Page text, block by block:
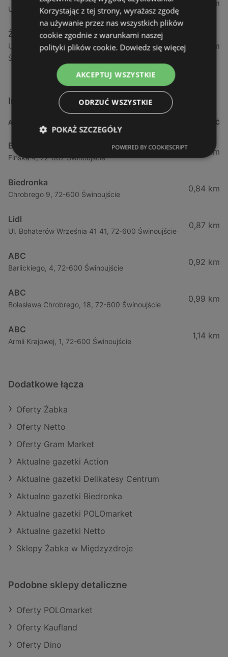
Ul. Armii Krajowej 12 / 1a, 72-600 Świnoujście
1,04 km
Żabka
Ul. Wybrzeże Wł. Iv 26/27 Lok. Lu, 72-600
Świnoujście
1,05 km
Inne sklepy Supermarkety w pobliżu
ADRES ODLEGŁOŚĆ
Biedronka
Fińska 4, 72-602 Świnoujście
0,23 km
Biedronka
Chrobrego 9, 72-600 Świnoujście
0,84 km
Lidl
Ul. Bohaterów Września 41 41, 72-600 Świnoujście
0,87 km
ABC
Barlickiego, 4, 72-600 Świnoujście
0,92 km
ABC
Bolesława Chrobrego, 18, 72-600 Świnoujście
0,99 km
ABC
Armii Krajowej, 1, 72-600 Świnoujście
1,14 km
Dodatkowe łącza
Oferty Żabka
Oferty Netto
Oferty Gram Market
Aktualne gazetki Action
Aktualne gazetki Delikatesy Centrum
Aktualne gazetki Biedronka
Aktualne gazetki POLOmarket
Aktualne gazetki Netto
Sklepy Żabka w Międzyzdroje
Podobne sklepy detaliczne
Oferty POLOmarket
Oferty Kaufland
Oferty Dino
Korzystając z tej strony, wyrażasz zgodę
na używanie przez nas wszystkich plików
cookie zgodnie z warunkami naszej
polityki plików cookie. Dowiedz się więcej
AKCEPTUJ WSZYSTKIE
ODRZUĆ WSZYSTKIE
POKAŻ SZCZEGÓŁY
POWERED BY COOKIESCRIPT